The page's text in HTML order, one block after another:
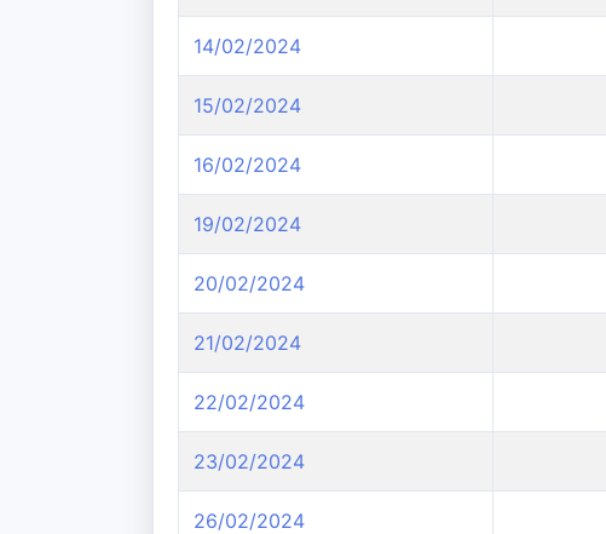
14/02/2024
15/02/2024
16/02/2024
19/02/2024
20/02/2024
21/02/2024
22/02/2024
23/02/2024
26/02/2024